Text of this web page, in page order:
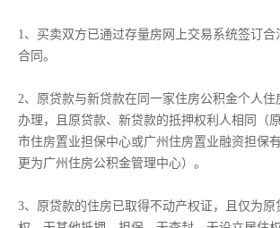
1、买卖双方已通过存量房网上交易系统签订合
合同。
2、原贷款与新贷款在同一家住房公积金个人住
办理，且原贷款、新贷款的抵押权利人相同（
市住房置业担保中心或广州住房置业融资担保
更为广州住房公积金管理中心）。
3、原贷款的住房已取得不动产权证，且仅为原